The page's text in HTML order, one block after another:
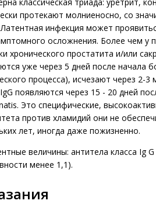
протекают молниеносно, со
инфекция может
осложнения. Более чем у
хронического простатита и/или
уже через 5 дней после начала
процесса), исчезают через 2-
появляются через 15 - 20 дней
Это специфические,
против хламидий они не
лет, иногда даже пожизненно.
величины: антитела класса Ig
менее 1,1).